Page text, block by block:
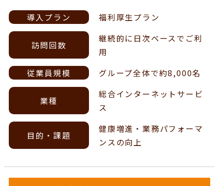
導入プラン 福利厚生プラン
訪問回数
継続的に日次ベースでご利
用
従業員規模
グループ全体で約8,000名
業種
総合インターネットサービ
ス
目的・課題
健康増進・業務パフォーマ
ンスの向上